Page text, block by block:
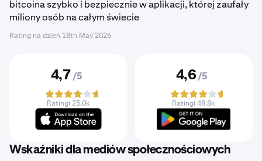
bitcoina szybko i bezpiecznie w aplikacji, której zaufały
miliony osób na całym świecie
Rating na dzień 18th May 2026
4,7 /5
Ratingi 25,0k
4,6 /5
Ratingi 48,8k
Wskaźniki dla mediów społecznościowych